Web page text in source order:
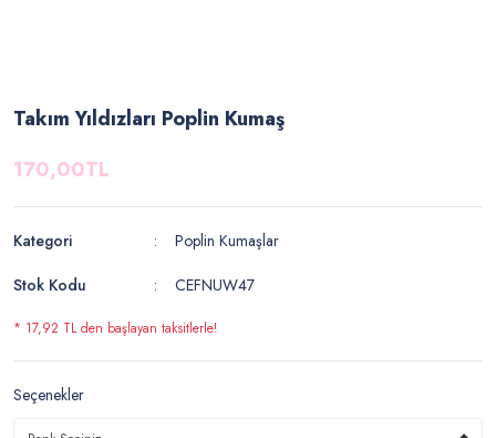
Takım Yıldızları Poplin Kumaş
170,00TL
Kategori
Poplin Kumaşlar
Stok Kodu
CEFNUW47
* 17,92 TL den başlayan taksitlerle!
Seçenekler